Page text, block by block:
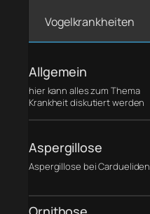
Vogelkrankheiten
Allgemein
hier kann alles zum Thema
Krankheit diskutiert werden
Aspergillose
Aspergillose bei Cardueliden